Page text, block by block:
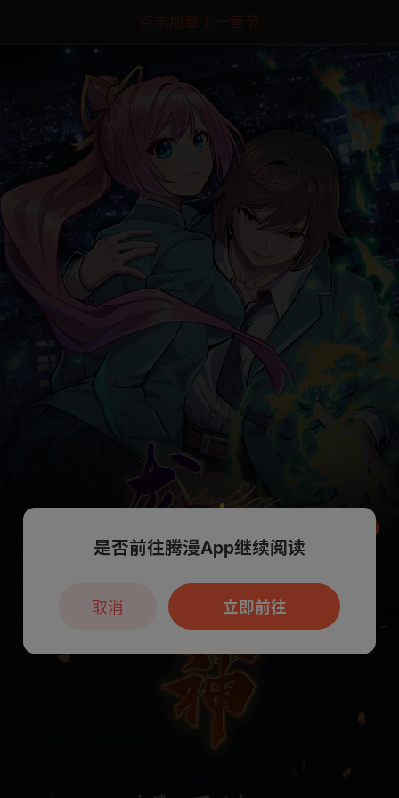
点击加载上一章节
本章节仅支持App阅读，可打开App新用
户7天免费看
是否前往腾漫App继续阅读
立即前往
取消